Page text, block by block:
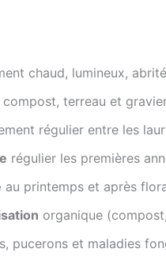
chaud, lumineux,
terreau et
régulier entre les
régulier les premières
au printemps et après
organique
pucerons et maladies